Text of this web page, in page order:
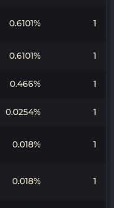
0.6101% 1
0.6101% 1
0.466% 1
0.0254% 1
0.018% 1
0.018% 1